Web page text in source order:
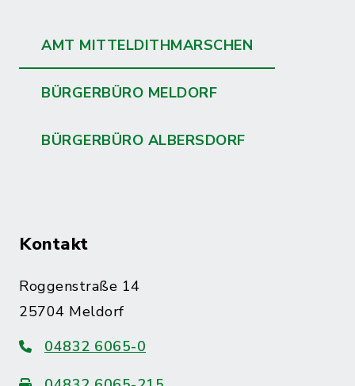
AMT MITTELDITHMARSCHEN
BÜRGERBÜRO MELDORF
BÜRGERBÜRO ALBERSDORF
Kontakt
Roggenstraße 14
25704 Meldorf
04832 6065-0